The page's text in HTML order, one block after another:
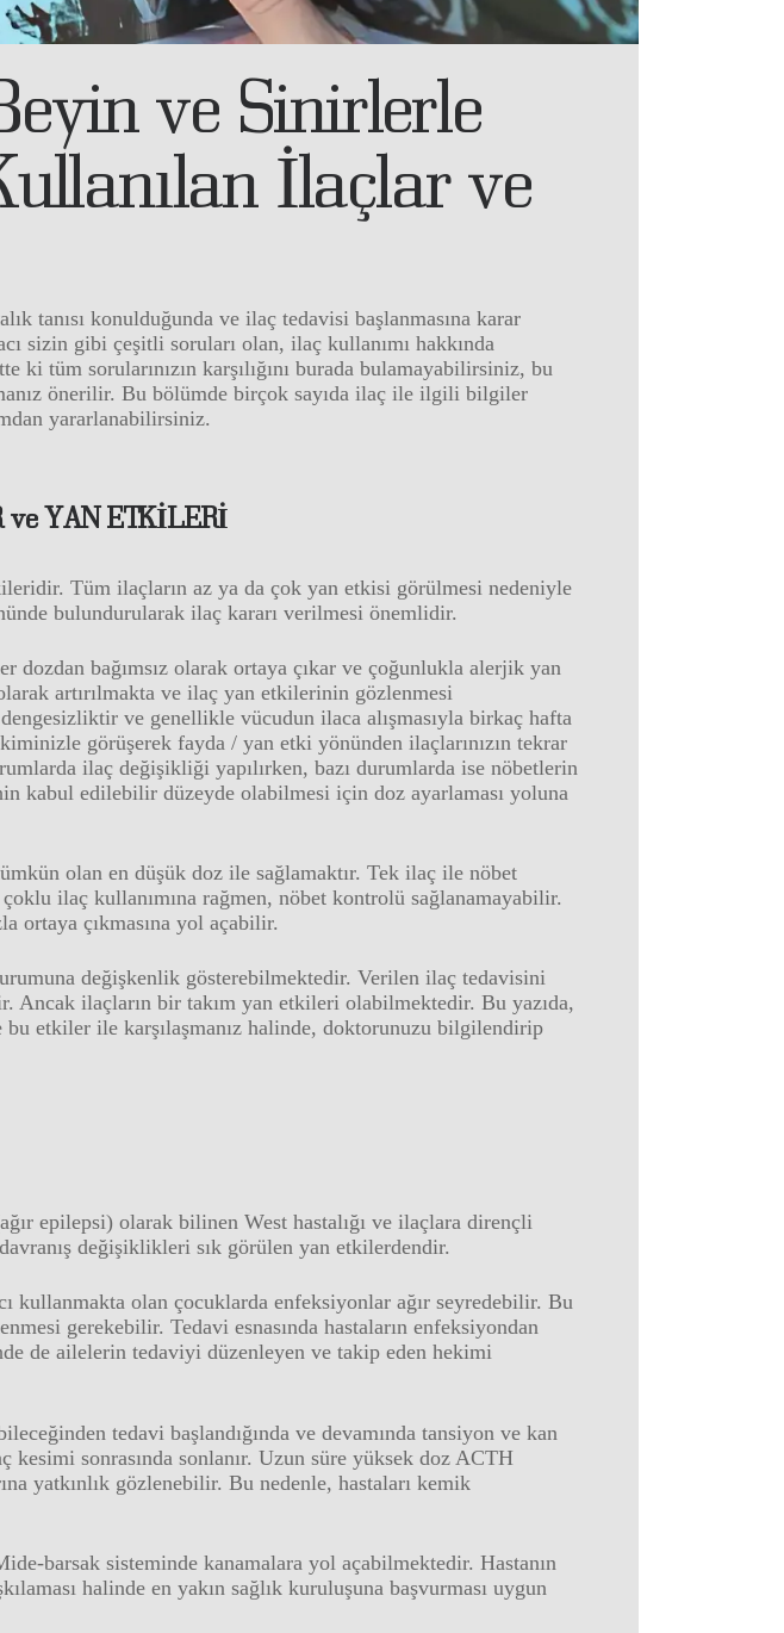
ve Sinirlerle
İlaçlar ve
tanısı konulduğunda ve ilaç tedavisi başlanmasına karar
sizin gibi çeşitli soruları olan, ilaç kullanımı hakkında
ki tüm sorularınızın karşılığını burada bulamayabilirsiniz, bu
önerilir. Bu bölümde birçok sayıda ilaç ile ilgili bilgiler
yararlanabilirsiniz.
YAN ETKİLERİ
Tüm ilaçların az ya da çok yan etkisi görülmesi nedeniyle
bulundurularak ilaç kararı verilmesi önemlidir.
bağımsız olarak ortaya çıkar ve çoğunlukla alerjik yan
artırılmakta ve ilaç yan etkilerinin gözlenmesi
ve genellikle vücudun ilaca alışmasıyla birkaç hafta
görüşerek fayda / yan etki yönünden ilaçlarınızın tekrar
ilaç değişikliği yapılırken, bazı durumlarda ise nöbetlerin
kabul edilebilir düzeyde olabilmesi için doz ayarlaması yoluna
olan en düşük doz ile sağlamaktır. Tek ilaç ile nöbet
ilaç kullanımına rağmen, nöbet kontrolü sağlanamayabilir.
ortaya çıkmasına yol açabilir.
değişkenlik gösterebilmektedir. Verilen ilaç tedavisini
Ancak ilaçların bir takım yan etkileri olabilmektedir. Bu yazıda,
etkiler ile karşılaşmanız halinde, doktorunuzu bilgilendirip
epilepsi) olarak bilinen West hastalığı ve ilaçlara dirençli
değişiklikleri sık görülen yan etkilerdendir.
kullanmakta olan çocuklarda enfeksiyonlar ağır seyredebilir. Bu
gerekebilir. Tedavi esnasında hastaların enfeksiyondan
de ailelerin tedaviyi düzenleyen ve takip eden hekimi
tedavi başlandığında ve devamında tansiyon ve kan
sonrasında sonlanır. Uzun süre yüksek doz ACTH
yatkınlık gözlenebilir. Bu nedenle, hastaları kemik
barsak sisteminde kanamalara yol açabilmektedir. Hastanın
halinde en yakın sağlık kuruluşuna başvurması uygun